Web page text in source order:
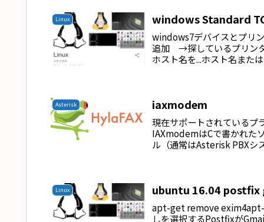
Linux windows Standard
windows7デバイスとプ
追加 →探しているプリン
ホスト名を...ホスト名また
Asterisk iaxmodem
現在サポートされているプ
IAXmodemはCで書かれた
ル（通常はAsterisk PBXシ
Linux ubuntu 16.04 postfix
apt-get remove
しを選択するPostfixが